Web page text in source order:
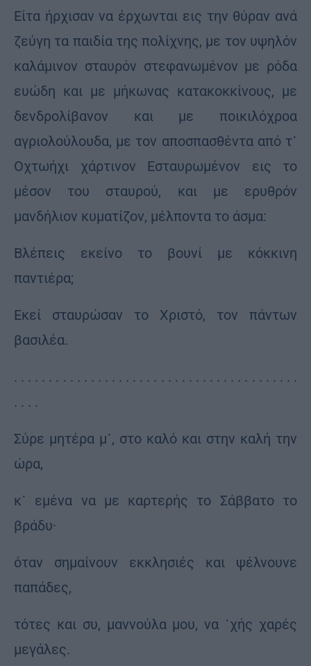
Είτα ήρχισαν να έρχωνται εις την θύραν ανά
ζεύγη τα παιδία της πολίχνης, με τον υψηλόν
καλάμινον σταυρόν στεφανωμένον με ρόδα
ευώδη και με μήκωνας κατακοκκίνους, με
δενδρολίβανον και με ποικιλόχροα
αγριολούλουδα, με τον αποσπασθέντα από τ᾽
Οχτωήχι χάρτινον Εσταυρωμένον εις το
μέσον του σταυρού, και με ερυθρόν
μανδήλιον κυματίζον, μέλποντα το άσμα:
Βλέπεις εκείνο το βουνί με κόκκινη
παντιέρα;
Εκεί σταυρώσαν το Χριστό, τον πάντων
βασιλέα.
. . . . . . . . . . . . . . . . . . . . . . . . . . . . . . . . . . . . . . . . .
. . . .
Σύρε μητέρα μ᾽, στο καλό και στην καλή την
ώρα,
κ᾽ εμένα να με καρτερής το Σάββατο το
βράδυ·
όταν σημαίνουν εκκλησιές και ψέλνουνε
παπάδες,
τότες και συ, μαννούλα μου, να ᾽χής χαρές
μεγάλες.